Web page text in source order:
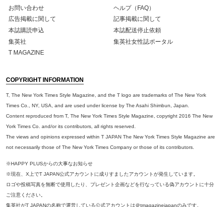
お問い合わせ
ヘルプ（FAQ）
広告掲載に関して
記事掲載に関して
本誌購読申込
本誌配送停止依頼
集英社
集英社女性誌ポータル
T MAGAZINE
COPYRIGHT INFORMATION
T, The New York Times Style Magazine, and the T logo are trademarks of The New York
Times Co., NY, USA, and are used under license by The Asahi Shimbun, Japan.
Content reproduced from T, The New York Times Style Magazine, copyright 2016 The New
York Times Co. and/or its contributors, all rights reserved.
The views and opinions expressed within T JAPAN The New York Times Style Magazine are
not necessarily those of The New York Times Company or those of its contributors.
※HAPPY PLUSからの大事なお知らせ
※現在、X上でT JAPAN公式アカウントに成りすましたアカウントが発生しています。
ロゴや投稿写真を無断で使用したり、プレゼント企画などを行なっている偽アカウントに十分
ご注意ください。
集英社がT JAPANの名称で運営している公式アカウントは＠tmagazinejapanのみです。